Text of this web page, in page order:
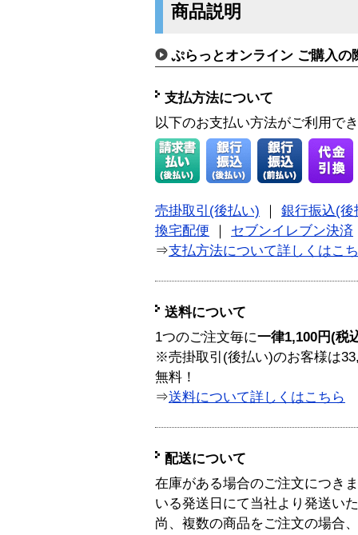
商品説明
ぷらっとオンライン ご購入の
支払方法について
以下のお支払い方法がご利用で
売掛取引(後払い)
銀行振込(後
換宅配便
セブンイレブン決済
⇒支払方法について詳しくはこ
送料について
1つのご注文毎に一律1,100円(税
※売掛取引(後払い)のお客様は
無料！
⇒送料について詳しくはこちら
配送について
在庫がある場合のご注文につき
いる発送日にて当社より発送い
尚、複数の商品をご注文の場合